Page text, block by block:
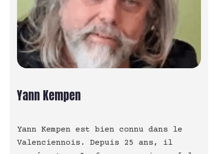
Yann Kempen
Yann Kempen est bien connu dans le
Valenciennois. Depuis 25 ans, il